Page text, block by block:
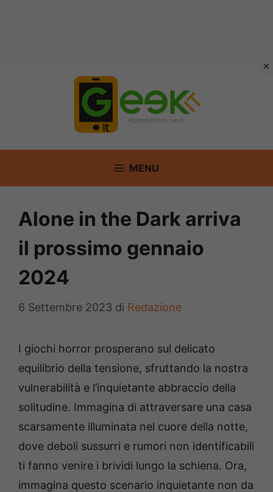
MENU
Alone in the Dark arriva
il prossimo gennaio
2024
6 Settembre 2023 di Redazione
I giochi horror prosperano sul delicato
equilibrio della tensione, sfruttando la nostra
vulnerabilità e l’inquietante abbraccio della
solitudine. Immagina di attraversare una casa
scarsamente illuminata nel cuore della notte,
dove deboli sussurri e rumori non identificabili
ti fanno venire i brividi lungo la schiena. Ora,
immagina questo scenario inquietante non da